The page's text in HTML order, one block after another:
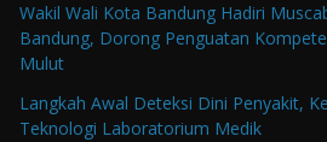
Wakil Wali Kota Bandung Hadiri
Bandung, Dorong Penguatan
Mulut
Langkah Awal Deteksi Dini Penyakit,
Teknologi Laboratorium Medik